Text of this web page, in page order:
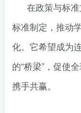
在政策与标
标准制定，推动
化。它希望成为
的“桥梁”，促使
携手共赢。